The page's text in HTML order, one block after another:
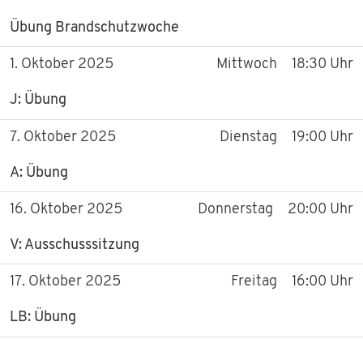
Übung Brandschutzwoche
1. Oktober 2025
J: Übung
Mittwoch 18:30 Uhr
7. Oktober 2025
A: Übung
Dienstag 19:00 Uhr
16. Oktober 2025
V: Ausschusssitzung
Donnerstag 20:00 Uhr
17. Oktober 2025
LB: Übung
Freitag 16:00 Uhr